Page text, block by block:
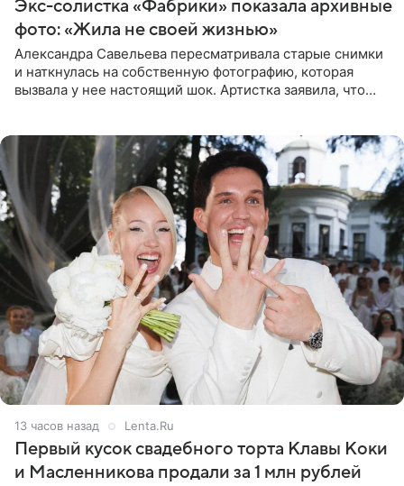
Экс-солистка «Фабрики» показала архивные
фото: «Жила не своей жизнью»
Александра Савельева пересматривала старые снимки
и наткнулась на собственную фотографию, которая
вызвала у нее настоящий шок. Артистка заявила, что
13 часов назад Lenta.Ru
Первый кусок свадебного торта Клавы Коки
и Масленникова продали за 1 млн рублей